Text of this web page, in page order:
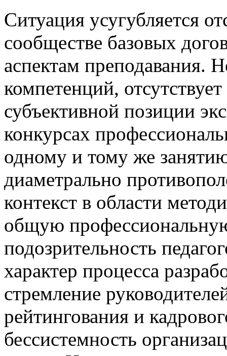
Ситуация усугубляется
сообществе базовых
аспектам преподавания.
компетенций,
субъективной позиции
конкурсах
одному и тому же
диаметрально
контекст в области
общую
подозрительность
характер процесса
стремление
рейтингования и
бессистемность